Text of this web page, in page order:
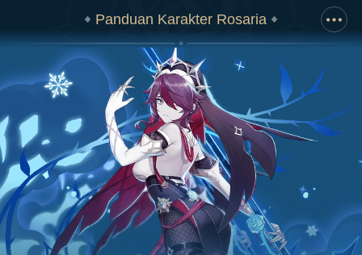
Panduan Karakter Rosaria
Tarik ke bawah untuk menampilkan gambar lengkap